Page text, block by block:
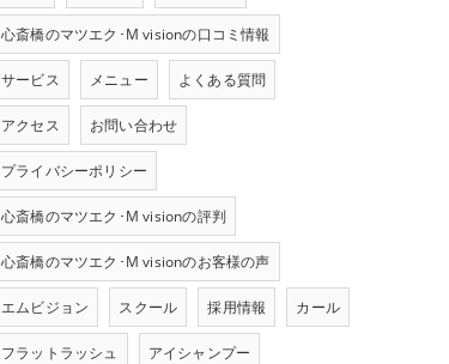
心斎橋のマツエク･M visionの口コミ情報
サービス メニュー よくある質問
アクセス お問い合わせ
プライバシーポリシー
心斎橋のマツエク･M visionの評判
心斎橋のマツエク･M visionのお客様の声
エムビジョン スクール 採用情報 カール
フラットラッシュ アイシャンプー